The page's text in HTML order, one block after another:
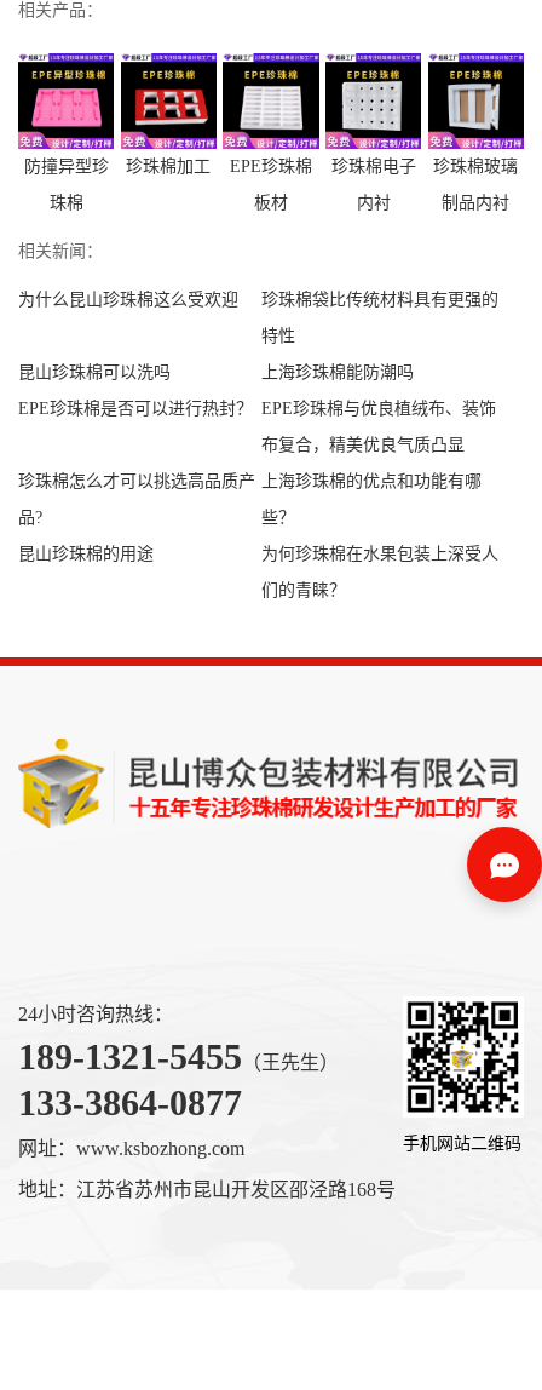
相关产品：
防撞异型珍
珠棉
珍珠棉加工
EPE珍珠棉
板材
珍珠棉电子
内衬
珍珠棉玻璃
制品内衬
相关新闻：
为什么昆山珍珠棉这么受欢迎
珍珠棉袋比传统材料具有更强的
特性
昆山珍珠棉可以洗吗
上海珍珠棉能防潮吗
EPE珍珠棉是否可以进行热封？
EPE珍珠棉与优良植绒布、装饰
布复合，精美优良气质凸显
珍珠棉怎么才可以挑选高品质产
品?
上海珍珠棉的优点和功能有哪
些？
昆山珍珠棉的用途
为何珍珠棉在水果包装上深受人
们的青睐？
24小时咨询热线：
189-1321-5455 （王先生）
133-3864-0877
网址：www.ksbozhong.com
地址：江苏省苏州市昆山开发区邵泾路168号
手机网站二维码